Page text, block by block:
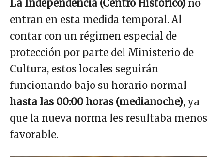
La Independencia (Centro Histórico) no
entran en esta medida temporal. Al
contar con un régimen especial de
protección por parte del Ministerio de
Cultura, estos locales seguirán
funcionando bajo su horario normal
hasta las 00:00 horas (medianoche), ya
que la nueva norma les resultaba menos
favorable.